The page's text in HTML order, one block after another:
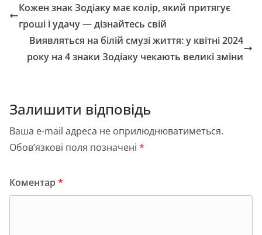
b
o
o
d
o
n
и
т
и
Кожен знак Зодіаку має колір, який притягує
гроші і удачу — дізнайтесь свій
Виявляться на білій смузі життя: у квітні 2024
року на 4 знаки Зодіаку чекають великі зміни
Залишити відповідь
Ваша e-mail адреса не оприлюднюватиметься.
Обов’язкові поля позначені *
Коментар*